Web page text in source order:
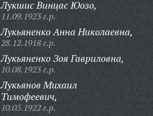
Лукшис Винцас Юозо,
11.09.1923 г.р.
Лукьяненко Анна Николаевна,
28.12.1918 г.р.
Лукьяненко Зоя Гавриловна,
10.08.1923 г.р.
Лукьянов Михаил
Тимофеевич,
10.05.1922 г.р.